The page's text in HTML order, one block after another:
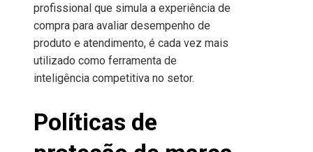
profissional que simula a experiência de
compra para avaliar desempenho de
produto e atendimento, é cada vez mais
utilizado como ferramenta de
inteligência competitiva no setor.
Políticas de